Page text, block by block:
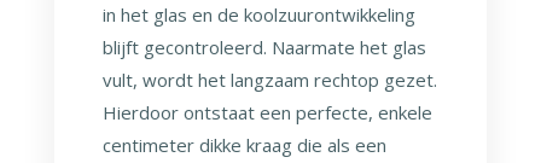
in het glas en de koolzuurontwikkeling
blijft gecontroleerd. Naarmate het glas
vult, wordt het langzaam rechtop gezet.
Hierdoor ontstaat een perfecte, enkele
centimeter dikke kraag die als een